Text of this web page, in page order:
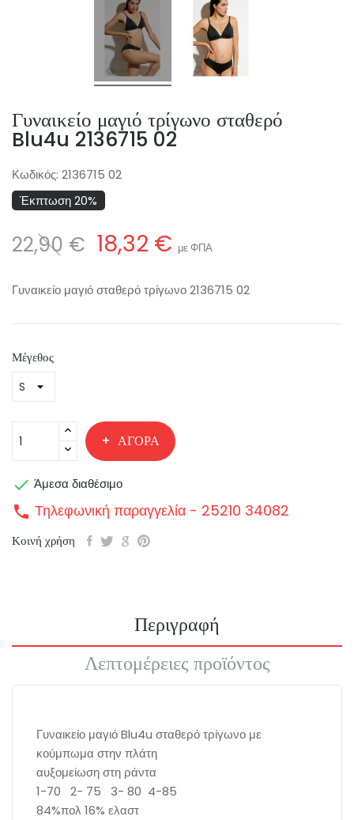
Γυναικείο μαγιό τρίγωνο σταθερό
Blu4u 2136715 02
Κωδικός: 2136715 02
Έκπτωση 20%
22,90 € 18,32 € με ΦΠΑ
Γυναικείο μαγιό σταθερό τρίγωνο 2136715 02
Μέγεθος
ΑΓΟΡΆ
 Άμεσα διαθέσιμο
call Τηλεφωνική παραγγελία - 25210 34082
Κοινή χρήση
Περιγραφή
Λεπτομέρειες προϊόντος
Γυναικείο μαγιό Blu4u σταθερό τρίγωνο με
κούμπωμα στην πλάτη
αυξομείωση στη ράντα
1-70 2- 75 3- 80 4-85
84%πολ 16% ελαστ